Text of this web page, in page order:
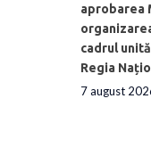
aprobarea
cadrul
Regia
7 august